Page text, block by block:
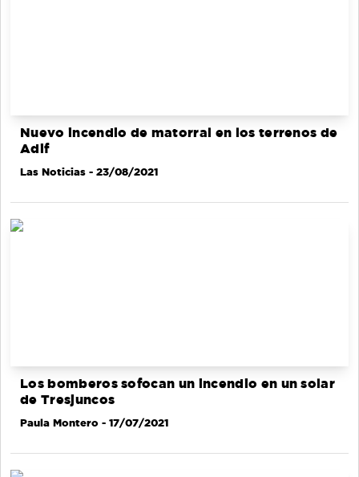
Nuevo incendio de matorral en los terrenos de
Adif
Las Noticias - 23/08/2021
Los bomberos sofocan un incendio en un solar
de Tresjuncos
Paula Montero - 17/07/2021